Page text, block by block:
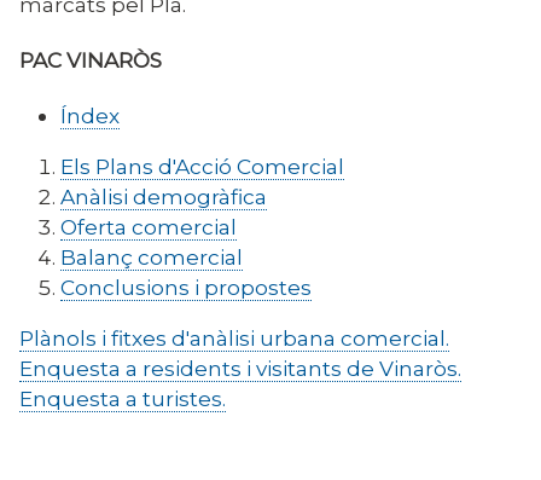
PAC VINARÒS
Índex
Els Plans d'Acció Comercial
Anàlisi demogràfica
Oferta comercial
Balanç comercial
Conclusions i propostes
Plànols i fitxes d'anàlisi urbana comercial.
Enquesta a residents i visitants de Vinaròs.
Enquesta a turistes.